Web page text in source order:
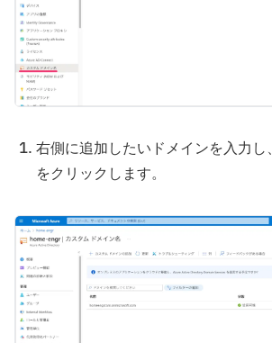
右側に追加したいドメインを入力し、
をクリックします。